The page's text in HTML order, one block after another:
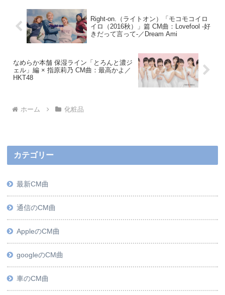
Right-on.（ライトオン）「モコモコイロ
イロ（2016秋）」篇 CM曲：Lovefool -好
きだって言って-／Dream Ami
なめらか本舗 保湿ライン「とろんと濃ジ
ェル」編 × 指原莉乃 CM曲：最高かよ／
HKT48
ホーム 化粧品
カテゴリー
最新CM曲
通信のCM曲
AppleのCM曲
googleのCM曲
車のCM曲